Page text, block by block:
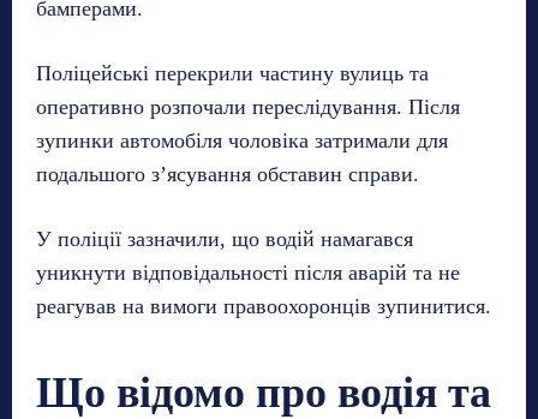
бамперами.
Поліцейські перекрили частину вулиць та
оперативно розпочали переслідування. Після
зупинки автомобіля чоловіка затримали для
подальшого з’ясування обставин справи.
У поліції зазначили, що водій намагався
уникнути відповідальності після аварій та не
реагував на вимоги правоохоронців зупинитися.
Що відомо про водія та